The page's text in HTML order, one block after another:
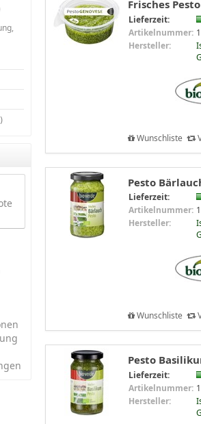
Frisches
Lieferzeit:
Artikelnummer:
Hersteller:
Wunschliste
Pesto
Lieferzeit:
Artikelnummer:
Hersteller:
Wunschliste
Pesto
Lieferzeit:
Artikelnummer:
Hersteller: